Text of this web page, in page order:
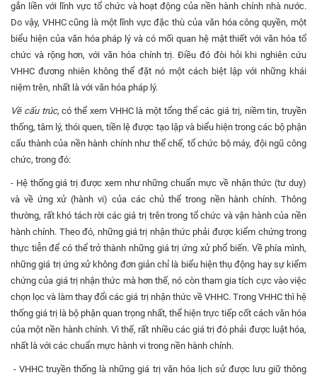
gắn liền với lĩnh vực tổ chức và hoạt động của nền hành chính nhà nước.
Do vậy, VHHC cũng là một lĩnh vực đặc thù của văn hóa công quyền, một
biểu hiện của văn hóa pháp lý và có mối quan hệ mật thiết với văn hóa tổ
chức và rộng hơn, với văn hóa chính trị. Điều đó đòi hỏi khi nghiên cứu
VHHC đương nhiên không thể đặt nó một cách biệt lập với những khái
niệm trên, nhất là với văn hóa pháp lý.
Về cấu trúc, có thể xem VHHC là một tổng thể các giá trị, niềm tin, truyền
thống, tâm lý, thói quen, tiền lệ được tạo lập và biểu hiện trong các bộ phận
cấu thành của nền hành chính như thể chế, tổ chức bộ máy, đội ngũ công
chức, trong đó:
- Hệ thống giá trị được xem như những chuẩn mực về nhận thức (tư duy)
và về ứng xử (hành vi) của các chủ thể trong nền hành chính. Thông
thường, rất khó tách rời các giá trị trên trong tổ chức và vận hành của nền
hành chính. Theo đó, những giá trị nhận thức phải được kiểm chứng trong
thực tiễn để có thể trở thành những giá trị ứng xử phổ biến. Về phía mình,
những giá trị ứng xử không đơn giản chỉ là biểu hiện thụ động hay sự kiểm
chứng của giá trị nhận thức mà hơn thế, nó còn tham gia tích cực vào việc
chọn lọc và làm thay đổi các giá trị nhận thức về VHHC. Trong VHHC thì hệ
thống giá trị là bộ phận quan trọng nhất, thể hiện trực tiếp cốt cách văn hóa
của một nền hành chính. Vì thế, rất nhiều các giá trị đó phải được luật hóa,
nhất là với các chuẩn mực hành vi trong nền hành chính.
- VHHC truyền thống là những giá trị văn hóa lịch sử được lưu giữ thông